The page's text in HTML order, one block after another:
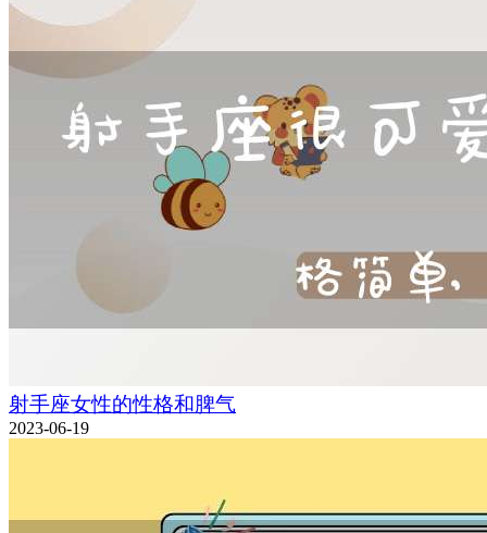
射手座女性的性格和脾气
2023-06-19